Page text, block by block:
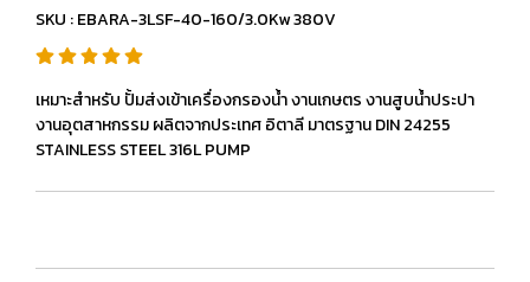
SKU : EBARA-3LSF-40-160/3.0Kw 380V
เหมาะสำหรับ ปั้มส่งเข้าเครื่องกรองน้ำ งานเกษตร งานสูบน้ำประปา
งานอุตสาหกรรม ผลิตจากประเทศ อิตาลี มาตรฐาน DIN 24255
STAINLESS STEEL 316L PUMP